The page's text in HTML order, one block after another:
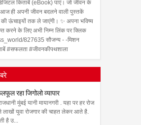
किताबें (eBook) पाएं। जो जीवन के
आज ही अपनी जीवन बदलने वाली पुस्तकें
ऊंचाइयों तक ले जाएंगी। ✨ अपना भविष्य
करने के लिए अभी निम्न लिंक पर क्लिक
827635 सौजन्य - -मिशन
#सफलता #जीवनकीपथशाला
रहा जिगोलो व्यापार
मुंबई यानी मायानगरी . यहा पर हर रोज
लाखों युवा रोजगार की चाहत लेकर आते है.
है उ...